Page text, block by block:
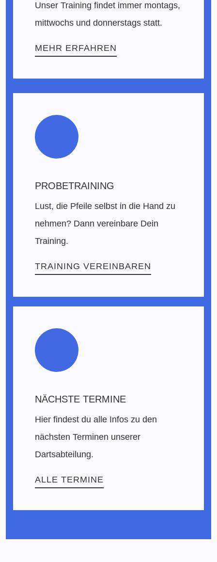
Unser Training findet immer montags,
mittwochs und donnerstags statt.
MEHR ERFAHREN
PROBETRAINING
Lust, die Pfeile selbst in die Hand zu
nehmen? Dann vereinbare Dein
Training.
TRAINING VEREINBAREN
NÄCHSTE TERMINE
Hier findest du alle Infos zu den
nächsten Terminen unserer
Dartsabteilung.
ALLE TERMINE